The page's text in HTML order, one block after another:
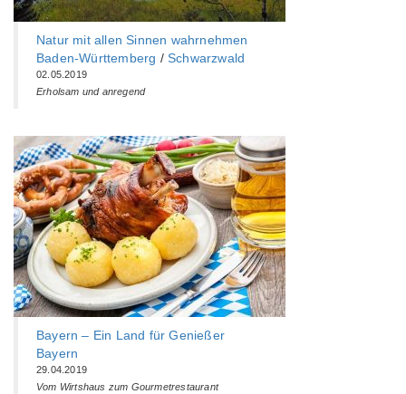
Natur mit allen Sinnen wahrnehmen
Baden-Württemberg‎ /Schwarzwald
02.05.2019
Erholsam und anregend
Bayern – Ein Land für Genießer
Bayern
29.04.2019
Vom Wirtshaus zum Gourmetrestaurant